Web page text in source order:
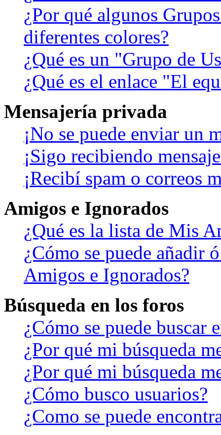
¿Por qué algunos
diferentes colores?
¿Qué es un "Grupo de
¿Qué es el enlace "El
Mensajería privada
¡No se puede enviar un
¡Sigo recibiendo
¡Recibí spam o correos
Amigos e Ignorados
¿Qué es la lista de Mis
¿Cómo se puede añadir
Amigos e Ignorados?
Búsqueda en los foros
¿Cómo se puede buscar
¿Por qué mi búsqueda
¿Por qué mi búsqueda
¿Cómo busco usuarios?
¿Como se puede